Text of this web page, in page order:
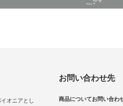
オニアとし
お問い合わせ先
商品についてお問い合わ